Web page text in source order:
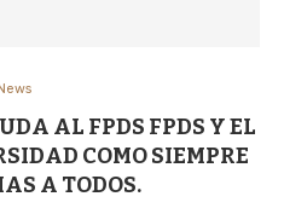
AL FPDS FPDS Y EL
COMO SIEMPRE
A TODOS.